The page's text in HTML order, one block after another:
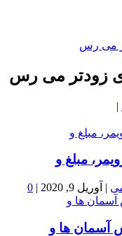
زودتر می رس
|
مبلغ و
| آوریل 9, 2020 |
0
آسمان ها و